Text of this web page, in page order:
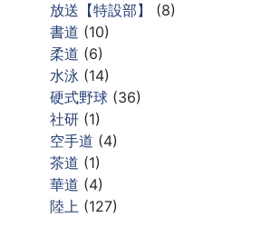
放送【特設部】
(8)
書道 (10)
柔道 (6)
水泳 (14)
硬式野球 (36)
社研 (1)
空手道 (4)
茶道 (1)
華道 (4)
陸上 (127)